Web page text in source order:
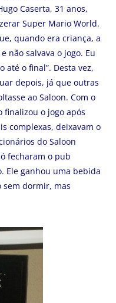
Caserta, 31 anos,
Super Mario World.
quando era criança, a
não salvava o jogo. Eu
até o final”. Desta vez,
depois, já que outras
ao Saloon. Com o
finalizou o jogo após
complexas, deixavam o
do Saloon
fecharam o pub
Ele ganhou uma bebida
dormir, mas